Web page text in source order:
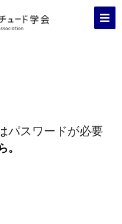
パスワードが必要
。